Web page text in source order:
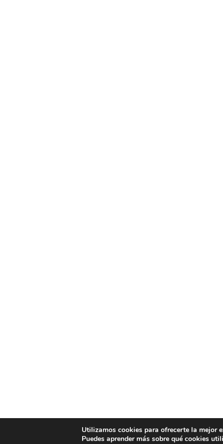
Utilizamos cookies para ofrecerte la mejor
Puedes aprender más sobre qué cookies